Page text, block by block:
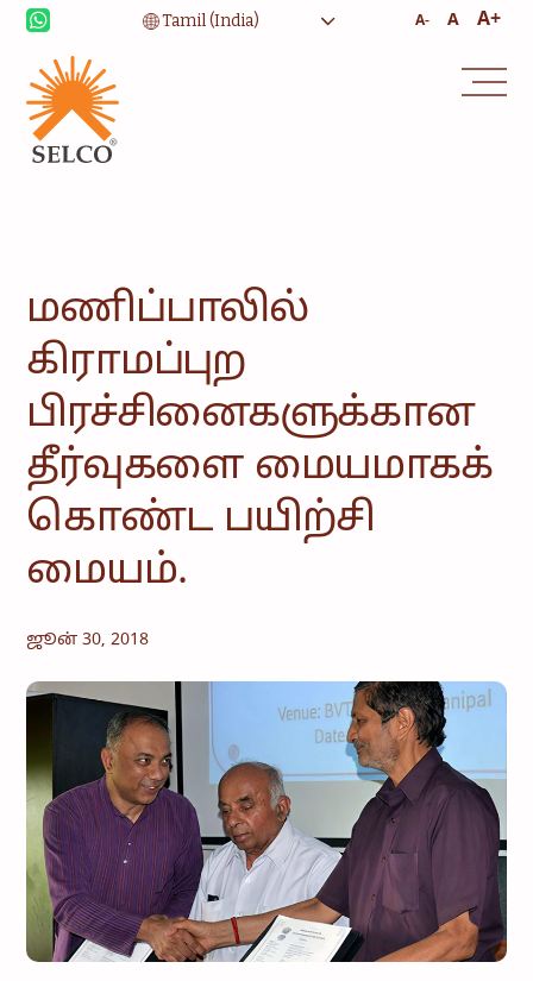
A- A A+
வாழ்வாதாரம்
உபயோகத்திற்கான
ஆற்றல்
ஆலோசனை
பராமரிப்பு
மணிப்பாலில்
கிராமப்புற
பிரச்சினைகளுக்கான
தீர்வுகளை மையமாகக்
கொண்ட பயிற்சி
மையம்.
ஜூன் 30, 2018